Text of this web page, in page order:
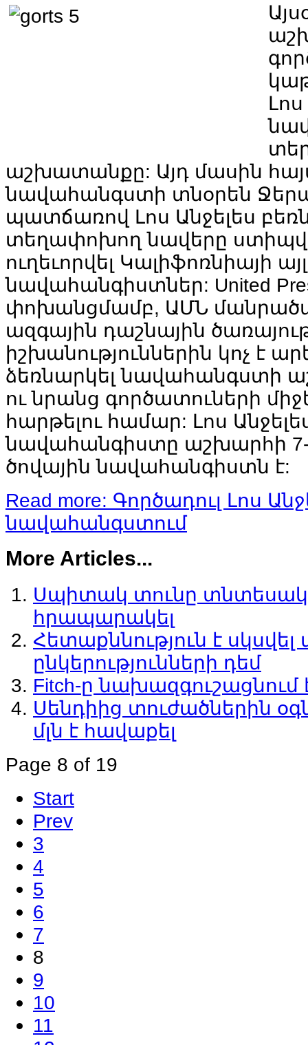
աշխատանքը: Այդ մասին
նավահանգստի տնօրեն
պատճառով Լոս Անջելես
տեղափոխող նավերը
ուղեւորվել Կալիֆոռնիայի այլ
նավահանգիստներ: United
փոխանցմամբ, ԱՄՆ
ազգային դաշնային
իշխանություններին կոչ է
ձեռնարկել նավահանգստի
ու նրանց գործատուների
հարթելու համար: Լոս
նավահանգիստը աշխարհի 7-
ծովային նավահանգիստն է:
Read more: Գործադուլ Լոս
նավահանգստում
More Articles...
Սպիտակ տունը
հրապարակել
Հետաքննություն է
ընկերությունների դեմ
Fitch-ը նախազգուշացնում
Սենդիից տուժածներին
մլն է հավաքել
Page 8 of 19
Start
Prev
3
4
5
6
7
8
9
10
11